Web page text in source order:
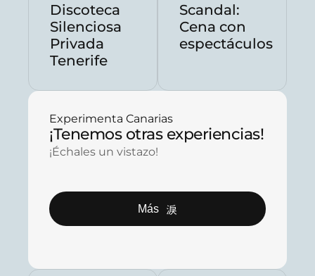
Discoteca
Silenciosa
Privada
Tenerife
Scandal:
Cena con
espectáculos
Experimenta Canarias
¡Tenemos otras experiencias!
¡Échales un vistazo!
Más